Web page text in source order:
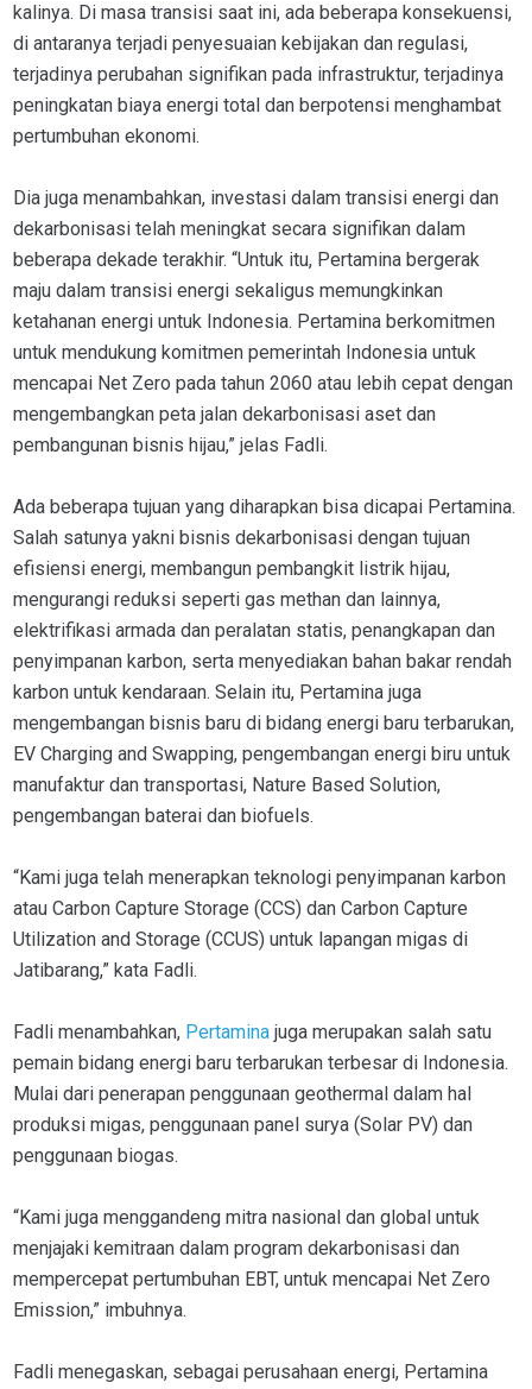
kalinya. Di masa transisi saat ini, ada beberapa konsekuensi,
di antaranya terjadi penyesuaian kebijakan dan regulasi,
terjadinya perubahan signifikan pada infrastruktur, terjadinya
peningkatan biaya energi total dan berpotensi menghambat
pertumbuhan ekonomi.
Dia juga menambahkan, investasi dalam transisi energi dan
dekarbonisasi telah meningkat secara signifikan dalam
beberapa dekade terakhir. “Untuk itu, Pertamina bergerak
maju dalam transisi energi sekaligus memungkinkan
ketahanan energi untuk Indonesia. Pertamina berkomitmen
untuk mendukung komitmen pemerintah Indonesia untuk
mencapai Net Zero pada tahun 2060 atau lebih cepat dengan
mengembangkan peta jalan dekarbonisasi aset dan
pembangunan bisnis hijau,” jelas Fadli.
Ada beberapa tujuan yang diharapkan bisa dicapai Pertamina.
Salah satunya yakni bisnis dekarbonisasi dengan tujuan
efisiensi energi, membangun pembangkit listrik hijau,
mengurangi reduksi seperti gas methan dan lainnya,
elektrifikasi armada dan peralatan statis, penangkapan dan
penyimpanan karbon, serta menyediakan bahan bakar rendah
karbon untuk kendaraan. Selain itu, Pertamina juga
mengembangan bisnis baru di bidang energi baru terbarukan,
EV Charging and Swapping, pengembangan energi biru untuk
manufaktur dan transportasi, Nature Based Solution,
pengembangan baterai dan biofuels.
“Kami juga telah menerapkan teknologi penyimpanan karbon
atau Carbon Capture Storage (CCS) dan Carbon Capture
Utilization and Storage (CCUS) untuk lapangan migas di
Jatibarang,” kata Fadli.
Fadli menambahkan, Pertamina juga merupakan salah satu
pemain bidang energi baru terbarukan terbesar di Indonesia.
Mulai dari penerapan penggunaan geothermal dalam hal
produksi migas, penggunaan panel surya (Solar PV) dan
penggunaan biogas.
“Kami juga menggandeng mitra nasional dan global untuk
menjajaki kemitraan dalam program dekarbonisasi dan
mempercepat pertumbuhan EBT, untuk mencapai Net Zero
Emission,” imbuhnya.
Fadli menegaskan, sebagai perusahaan energi, Pertamina